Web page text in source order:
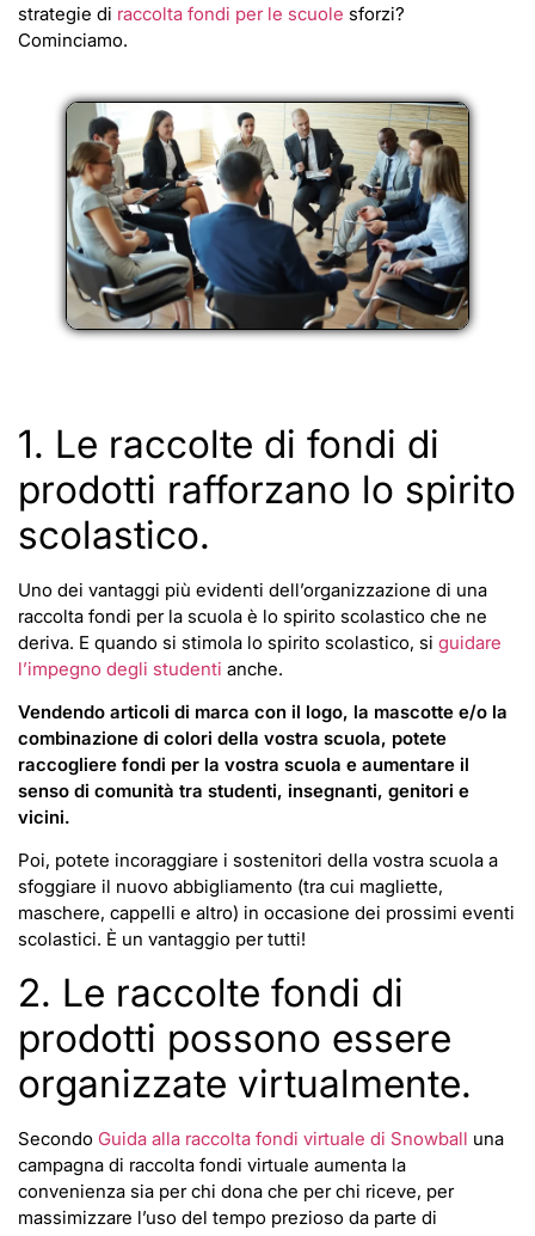
strategie di raccolta fondi per le scuole sforzi?
Cominciamo.
1. Le raccolte di fondi di
prodotti rafforzano lo spirito
scolastico.
Uno dei vantaggi più evidenti dell’organizzazione di una
raccolta fondi per la scuola è lo spirito scolastico che ne
deriva. E quando si stimola lo spirito scolastico, si guidare
l’impegno degli studenti anche.
Vendendo articoli di marca con il logo, la mascotte e/o la
combinazione di colori della vostra scuola, potete
raccogliere fondi per la vostra scuola e aumentare il
senso di comunità tra studenti, insegnanti, genitori e
vicini.
Poi, potete incoraggiare i sostenitori della vostra scuola a
sfoggiare il nuovo abbigliamento (tra cui magliette,
maschere, cappelli e altro) in occasione dei prossimi eventi
scolastici. È un vantaggio per tutti!
2. Le raccolte fondi di
prodotti possono essere
organizzate virtualmente.
Secondo Guida alla raccolta fondi virtuale di Snowball una
campagna di raccolta fondi virtuale aumenta la
convenienza sia per chi dona che per chi riceve, per
massimizzare l’uso del tempo prezioso da parte di